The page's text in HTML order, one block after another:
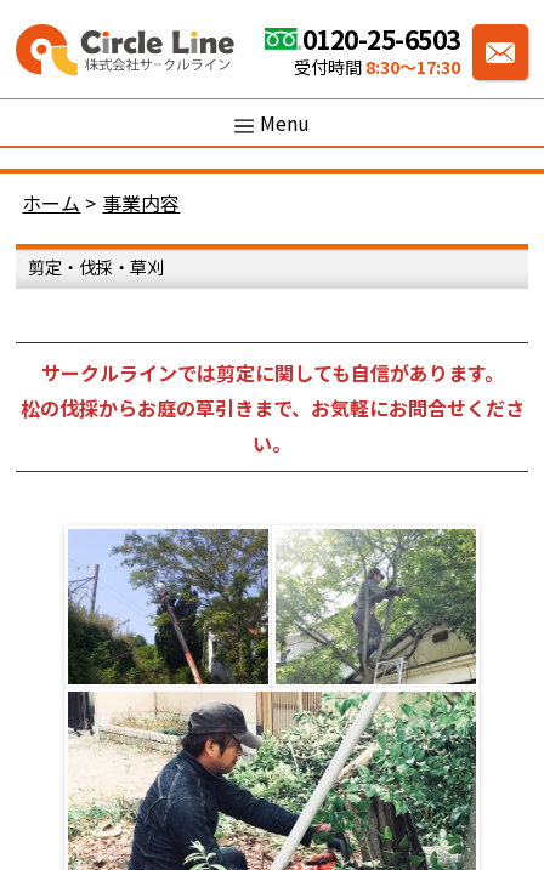
0120-25-6503
受付時間 8:30〜17:30
Menu
ホーム > 事業内容
剪定・伐採・草刈
サークルラインでは剪定に関しても自信があります。
松の伐採からお庭の草引きまで、お気軽にお問合せくださ
い。